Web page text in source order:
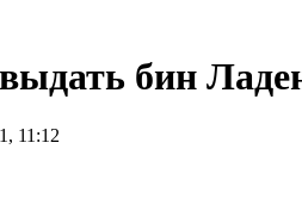
бин
11:12